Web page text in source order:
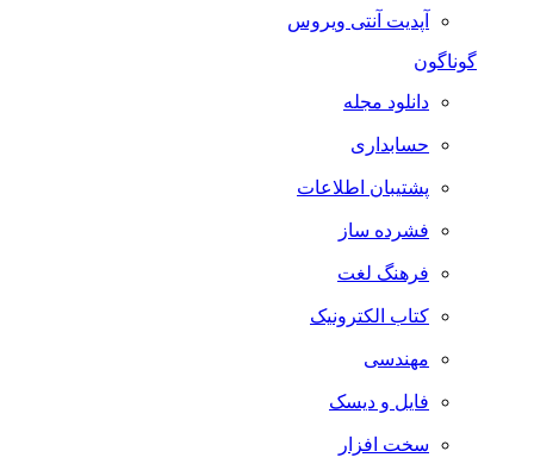
آپدیت آنتی ویروس
گوناگون
دانلود مجله
حسابداری
پشتیبان اطلاعات
فشرده ساز
فرهنگ لغت
کتاب الکترونیک
مهندسی
فایل و دیسک
سخت افزار